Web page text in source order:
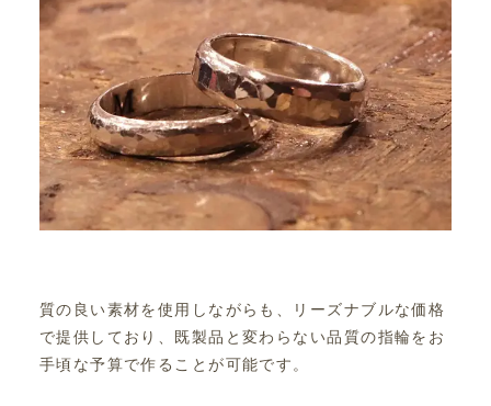
質の良い素材を使用しながらも、リーズナブルな価格
で提供しており、既製品と変わらない品質の指輪をお
手頃な予算で作ることが可能です。